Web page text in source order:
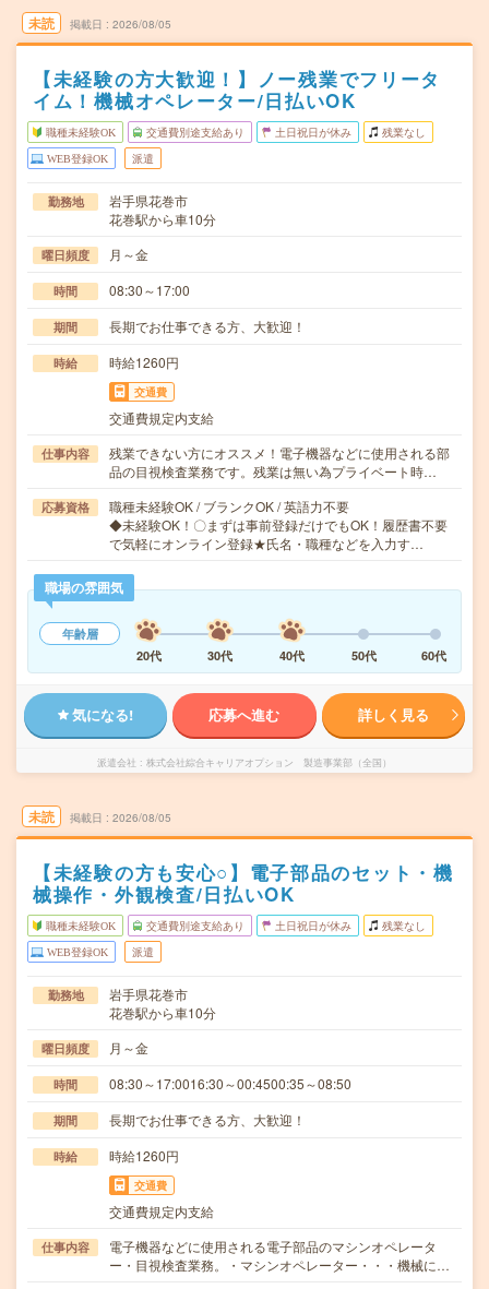
未読 掲載日 2026/08/05
【未経験の方大歓迎！】ノー残業でフリータ
イム！機械オペレーター/日払いOK
職種未経験OK 交通費別途支給あり 土日祝日が休み 残業なし
WEB登録OK 派遣
勤務地
岩手県花巻市
花巻駅から車10分
曜日頻度 月～金
時間 08:30～17:00
期間 長期でお仕事できる方、大歓迎！
時給 時給1260円
交通費
交通費規定内支給
仕事内容
残業できない方にオススメ！電子機器などに使用される部
品の目視検査業務です。残業は無い為プライベート時…
応募資格
職種未経験OK / ブランクOK / 英語力不要
◆未経験OK！〇まずは事前登録だけでもOK！履歴書不要
で気軽にオンライン登録★氏名・職種などを入力す…
職場の雰囲気
年齢層
20代
30代 40代 50代 60代
気になる! 応募へ進む 詳しく見る
派遣会社 株式会社綜合キャリアオプション 製造事業部（全国）
未読 掲載日 2026/08/05
【未経験の方も安心○】電子部品のセット・機
械操作・外観検査/日払いOK
職種未経験OK 交通費別途支給あり 土日祝日が休み 残業なし
WEB登録OK 派遣
勤務地
岩手県花巻市
花巻駅から車10分
曜日頻度 月～金
時間 08:30～17:0016:30～00:4500:35～08:50
期間 長期でお仕事できる方、大歓迎！
時給 時給1260円
交通費
交通費規定内支給
仕事内容
電子機器などに使用される電子部品のマシンオペレータ
ー・目視検査業務。・マシンオペレーター・・・機械に…